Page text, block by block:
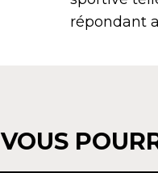
répondant
VOUS